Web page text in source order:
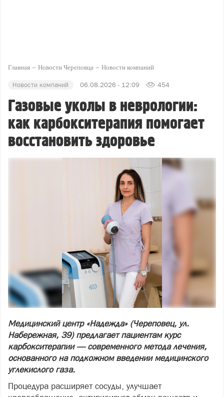
Главная Новости Череповца Новости компаний
Новости компаний 06.08.2026 - 12:09 454
Газовые уколы в неврологии:
как карбокситерапия помогает
восстановить здоровье
Медицинский центр «Надежда» (Череповец, ул.
Набережная, 39) предлагает пациентам курс
карбокситерапии — современного метода лечения,
основанного на подкожном введении медицинского
углекислого газа.
Процедура расширяет сосуды, улучшает